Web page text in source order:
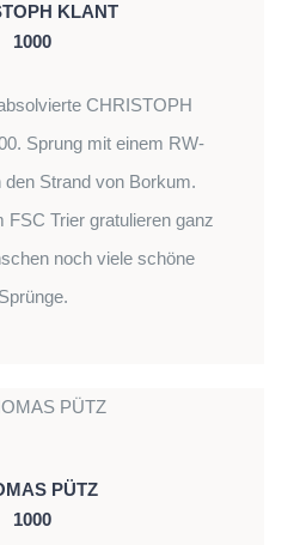
KLANT
1000
CHRISTOPH
Sprung mit einem RW-
den Strand von Borkum.
FSC Trier gratulieren ganz
noch viele schöne
Sprünge.
PÜTZ
1000